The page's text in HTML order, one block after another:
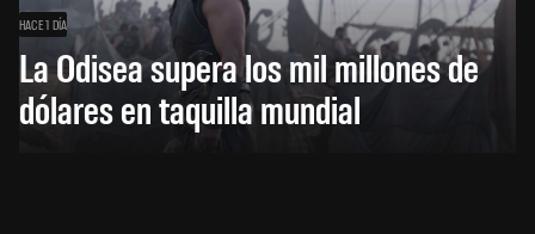
HACE 1 DÍA
La Odisea supera los mil millones de
dólares en taquilla mundial